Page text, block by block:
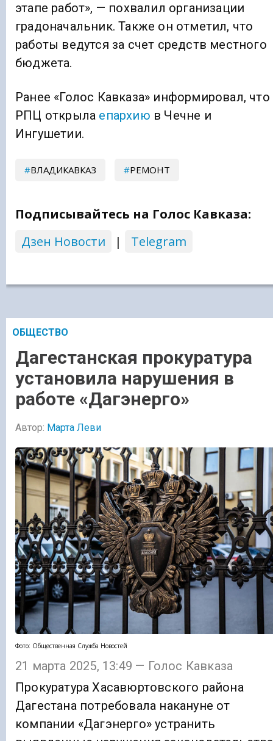
этапе работ», — похвалил организации
градоначальник. Также он отметил, что
работы ведутся за счет средств местного
бюджета.
Ранее «Голос Кавказа» информировал, что
РПЦ открыла епархию в Чечне и
Ингушетии.
ВЛАДИКАВКАЗ РЕМОНТ
Подписывайтесь на Голос Кавказа:
Дзен Новости
| Telegram
ОБЩЕСТВО
Дагестанская прокуратура
установила нарушения в
работе «Дагэнерго»
Автор: Марта Леви
Фото: Общественная Служба Новостей
21 марта 2025, 13:49 — Голос Кавказа
Прокуратура Хасавюртовского района
Дагестана потребовала накануне от
компании «Дагэнерго» устранить